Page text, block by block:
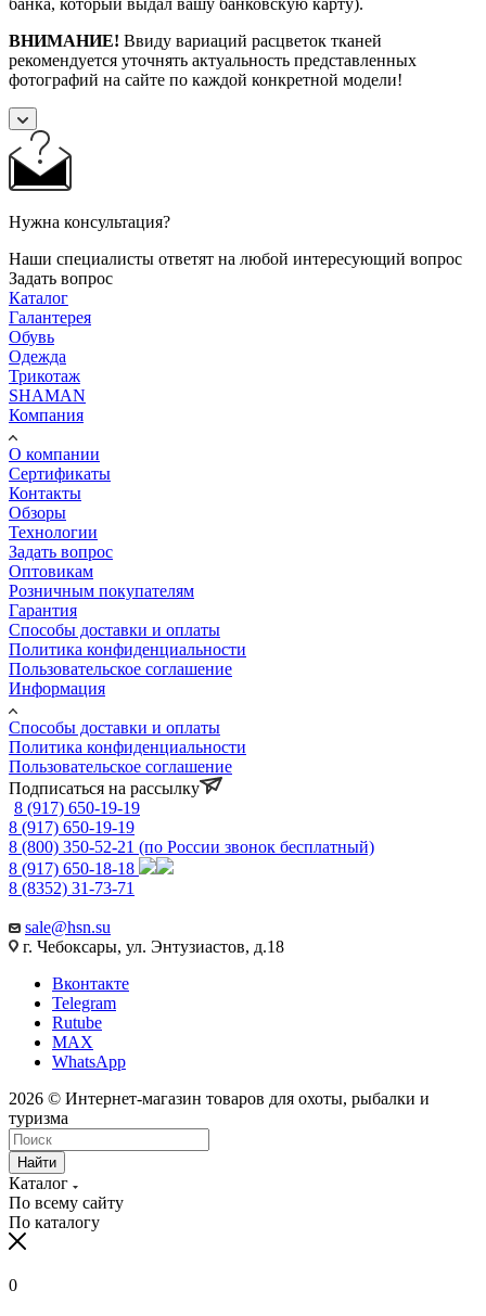
ВНИМАНИЕ! Ввиду вариаций расцветок тканей
рекомендуется уточнять актуальность представленных
фотографий на сайте по каждой конкретной модели!
Нужна консультация?
Наши специалисты ответят на любой интересующий вопрос
Задать вопрос
Каталог
Галантерея
Обувь
Одежда
Трикотаж
SHAMAN
Компания
О компании
Сертификаты
Контакты
Обзоры
Технологии
Задать вопрос
Оптовикам
Розничным покупателям
Гарантия
Способы доставки и оплаты
Политика конфиденциальности
Пользовательское соглашение
Информация
Способы доставки и оплаты
Политика конфиденциальности
Пользовательское соглашение
Подписаться на рассылку
8 (917) 650-19-19
8 (917) 650-19-19
8 (800) 350-52-21 (по России звонок бесплатный)
8 (917) 650-18-18
8 (8352) 31-73-71
sale@hsn.su
г. Чебоксары, ул. Энтузиастов, д.18
Вконтакте
Telegram
Rutube
MAX
WhatsApp
2026 © Интернет-магазин товаров для охоты, рыбалки и
туризма
Найти
Каталог
По всему сайту
По каталогу
0